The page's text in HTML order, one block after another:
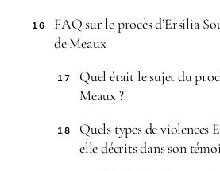
16
FAQ sur le procès d’Ersilia
de Meaux
17
Quel était le sujet du
Meaux ?
18
Quels types de violences
elle décrits dans son